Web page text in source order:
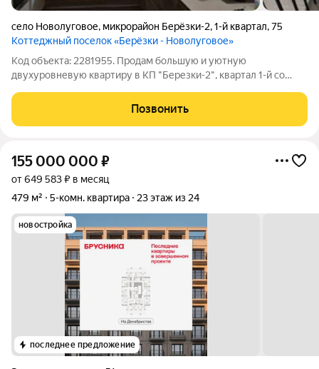
село Новолуговое, микрорайон Берёзки-2,1-й квартал,75
Коттеджный поселок «Берёзки - Новолуговое»
Код объекта: 2281955. Продам большую и уютную
двухуровневую квартиру в КП "Березки-2", квартал 1-й со
(34 м2)! Загородная жизнь со всеми городскими удобствами:
ГАЗ, центральная вода, закрытая
Позвонить
155 000 000 ₽
от 649 583 ₽ в месяц
479 м²
5-комн. квартира 23 этаж из 24
новостройка
последнее предложение